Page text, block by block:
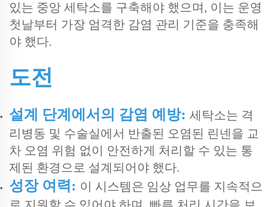
있는 중앙 세탁소를 구축해야 했으며, 이는 운영
첫날부터 가장 엄격한 감염 관리 기준을 충족해
야 했다.
도전
설계 단계에서의 감염 예방: 세탁소는 격
리병동 및 수술실에서 반출된 오염된 린넨을 교
차 오염 위험 없이 안전하게 처리할 수 있는 통
제된 환경으로 설계되어야 했다.
성장 여력: 이 시스템은 임상 업무를 지속적으